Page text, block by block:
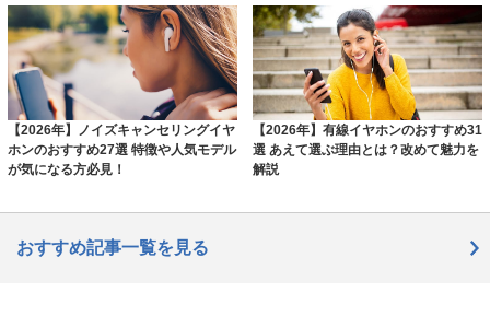
【2026年】ノイズキャンセリングイヤ
ホンのおすすめ27選 特徴や人気モデル
が気になる方必見！
【2026年】有線イヤホンのおすすめ31
選 あえて選ぶ理由とは？改めて魅力を
解説
おすすめ記事一覧を見る